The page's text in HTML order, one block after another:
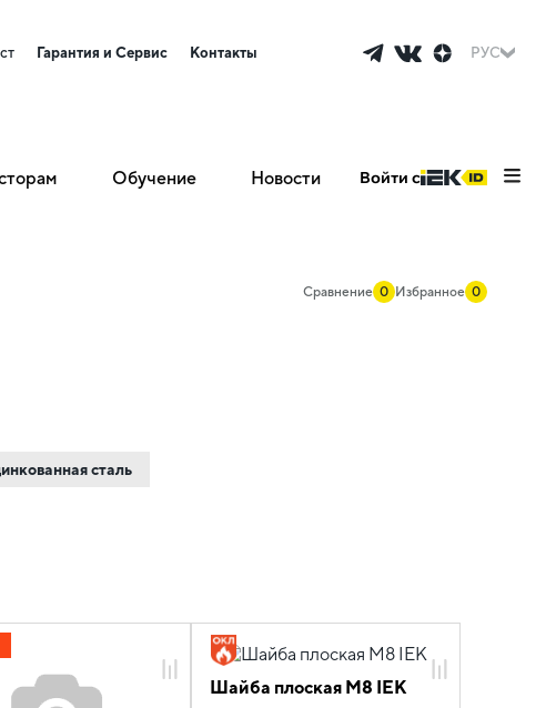
Гарантия и Сервис Контакты РУС
Обучение Новости Войти с
Сравнение 0 Избранное 0
сталь
Шайба плоская M8 IEK